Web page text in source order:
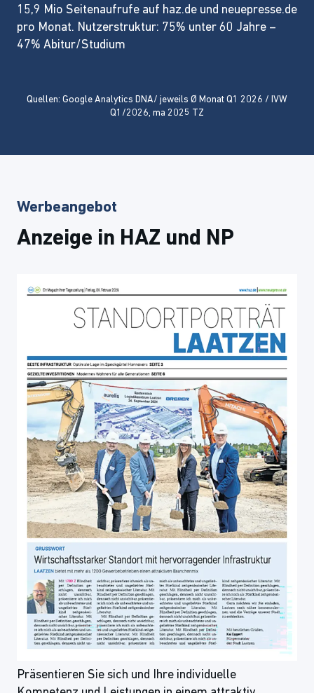
15,9 Mio Seitenaufrufe auf haz.de und neuepresse.de
pro Monat. Nutzerstruktur: 75% unter 60 Jahre –
47% Abitur/Studium
Quellen: Google Analytics DNA/ jeweils Ø Monat Q1 2026 / IVW
Q1/2026, ma 2025 TZ
Werbeangebot
Anzeige in HAZ und NP
Präsentieren Sie sich und Ihre individuelle